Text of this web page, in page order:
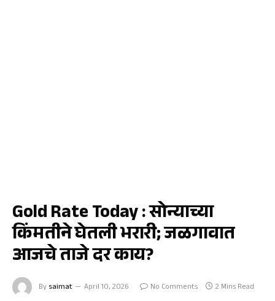
Gold Rate Today : सोन्याच्या
किंमतीने घेतली भरारी; जळगावात
आजचे ताजे दर काय?
By saimat April 10, 2026 No Comments 2 Mins Read